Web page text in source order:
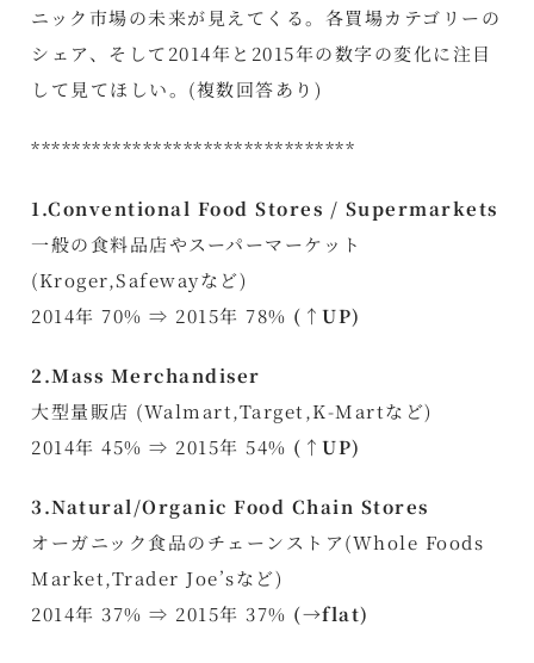
ニック市場の未来が見えてくる。各買場カテゴリーの
シェア、そして2014年と2015年の数字の変化に注目
して見てほしい。(複数回答あり)
********************************
1.Conventional Food Stores / Supermarkets
一般の食料品店やスーパーマーケット
(Kroger,Safewayなど)
2014年 70% ⇒ 2015年 78% (↑UP)
2.Mass Merchandiser
大型量販店 (Walmart,Target,K-Martなど)
2014年 45% ⇒ 2015年 54% (↑UP)
3.Natural/Organic Food Chain Stores
オーガニック食品のチェーンストア(Whole Foods
Market,Trader Joe’sなど)
2014年 37% ⇒ 2015年 37% (→flat)